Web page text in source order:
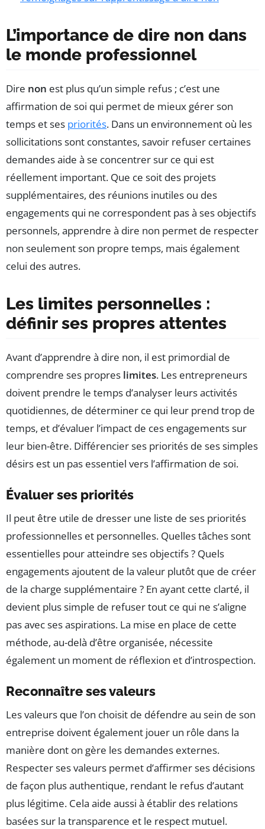
L’importance de dire non dans
le monde professionnel
Dire non est plus qu’un simple refus ; c’est une
affirmation de soi qui permet de mieux gérer son
temps et ses priorités. Dans un environnement où les
sollicitations sont constantes, savoir refuser certaines
demandes aide à se concentrer sur ce qui est
réellement important. Que ce soit des projets
supplémentaires, des réunions inutiles ou des
engagements qui ne correspondent pas à ses objectifs
personnels, apprendre à dire non permet de respecter
non seulement son propre temps, mais également
celui des autres.
Les limites personnelles :
définir ses propres attentes
Avant d’apprendre à dire non, il est primordial de
comprendre ses propres limites. Les entrepreneurs
doivent prendre le temps d’analyser leurs activités
quotidiennes, de déterminer ce qui leur prend trop de
temps, et d’évaluer l’impact de ces engagements sur
leur bien-être. Différencier ses priorités de ses simples
désirs est un pas essentiel vers l’affirmation de soi.
Évaluer ses priorités
Il peut être utile de dresser une liste de ses priorités
professionnelles et personnelles. Quelles tâches sont
essentielles pour atteindre ses objectifs ? Quels
engagements ajoutent de la valeur plutôt que de créer
de la charge supplémentaire ? En ayant cette clarté, il
devient plus simple de refuser tout ce qui ne s’aligne
pas avec ses aspirations. La mise en place de cette
méthode, au-delà d’être organisée, nécessite
également un moment de réflexion et d’introspection.
Reconnaître ses valeurs
Les valeurs que l’on choisit de défendre au sein de son
entreprise doivent également jouer un rôle dans la
manière dont on gère les demandes externes.
Respecter ses valeurs permet d’affirmer ses décisions
de façon plus authentique, rendant le refus d’autant
plus légitime. Cela aide aussi à établir des relations
basées sur la transparence et le respect mutuel.